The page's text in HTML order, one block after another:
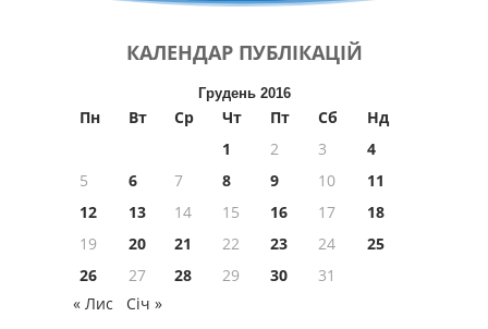
КАЛЕНДАР ПУБЛІКАЦІЙ
Грудень 2016
Пн Вт Ср Чт Пт Сб
Нд
1
2 3
4
5
6 7 8 9 10
11
12
13 14 15 16 17
18
19
20 21 22 23 24
25
26
27 28 29 30
31
« Лис
Січ »